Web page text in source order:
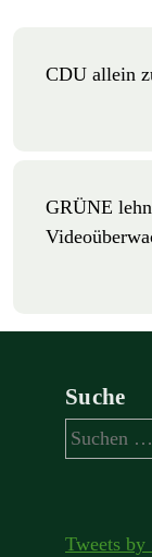
CDU allein
GRÜNE
Suche
Suchen
nach:
Tweets by